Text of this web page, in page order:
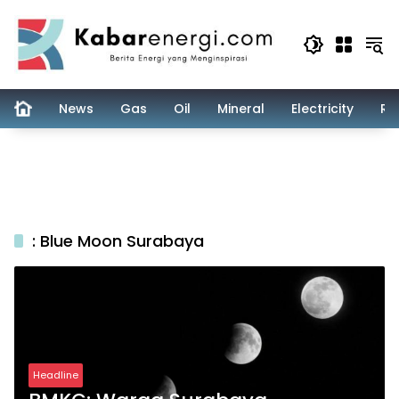
content
News Gas Oil Mineral Electricity
: Blue Moon Surabaya
Headline